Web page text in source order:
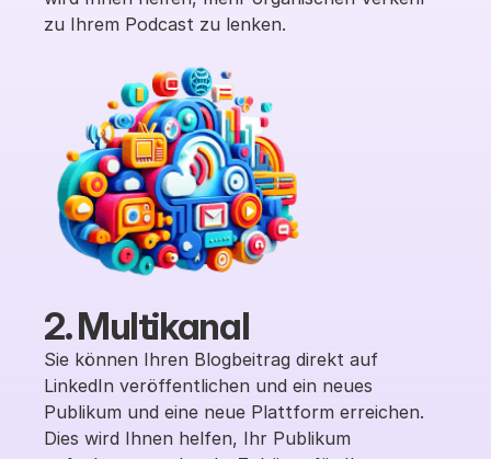
zu Ihrem Podcast zu lenken.
2. Multikanal
Sie können Ihren Blogbeitrag direkt auf
LinkedIn veröffentlichen und ein neues
Publikum und eine neue Plattform erreichen.
Dies wird Ihnen helfen, Ihr Publikum